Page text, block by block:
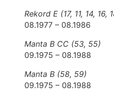
Rekord E (17, 11, 14, 16,
08.1977 – 08.1986
Manta B CC (53, 55)
09.1975 – 08.1988
Manta B (58, 59)
09.1975 – 08.1988